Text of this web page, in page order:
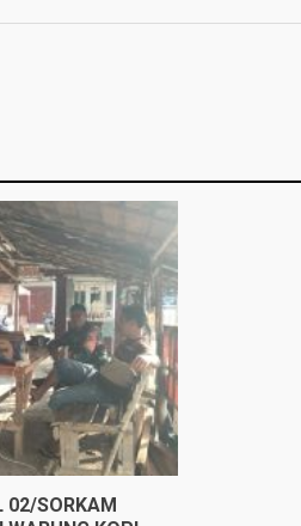
02/SORKAM